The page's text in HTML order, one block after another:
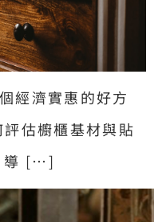
經濟實惠的好方
估櫥櫃基材與貼
導 […]